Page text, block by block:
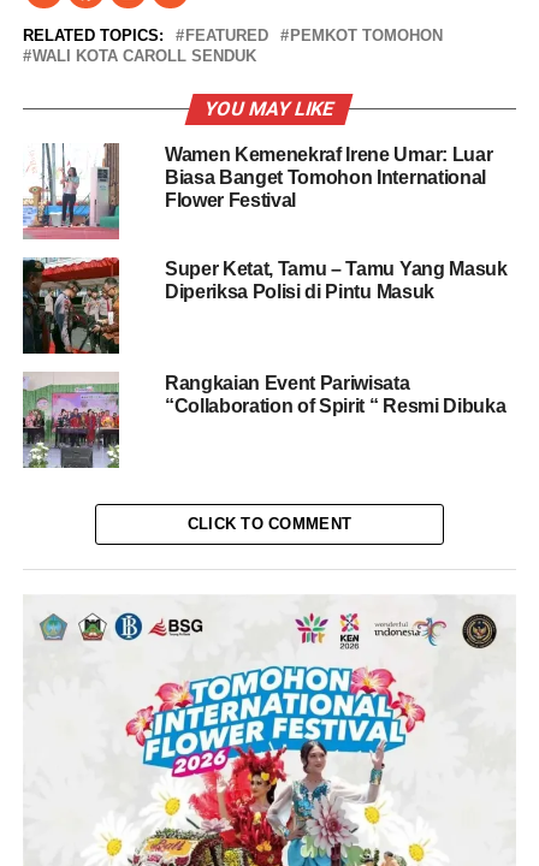
RELATED TOPICS: FEATURED
PEMKOT TOMOHON
WALI KOTA CAROLL SENDUK
YOU MAY LIKE
Wamen Kemenekraf Irene Umar: Luar
Biasa Banget Tomohon International
Flower Festival
Super Ketat, Tamu – Tamu Yang Masuk
Diperiksa Polisi di Pintu Masuk
Rangkaian Event Pariwisata
“Collaboration of Spirit “ Resmi Dibuka
CLICK TO COMMENT